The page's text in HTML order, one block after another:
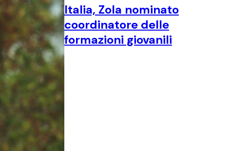
Italia, Zola nominato
coordinatore delle
formazioni giovanili